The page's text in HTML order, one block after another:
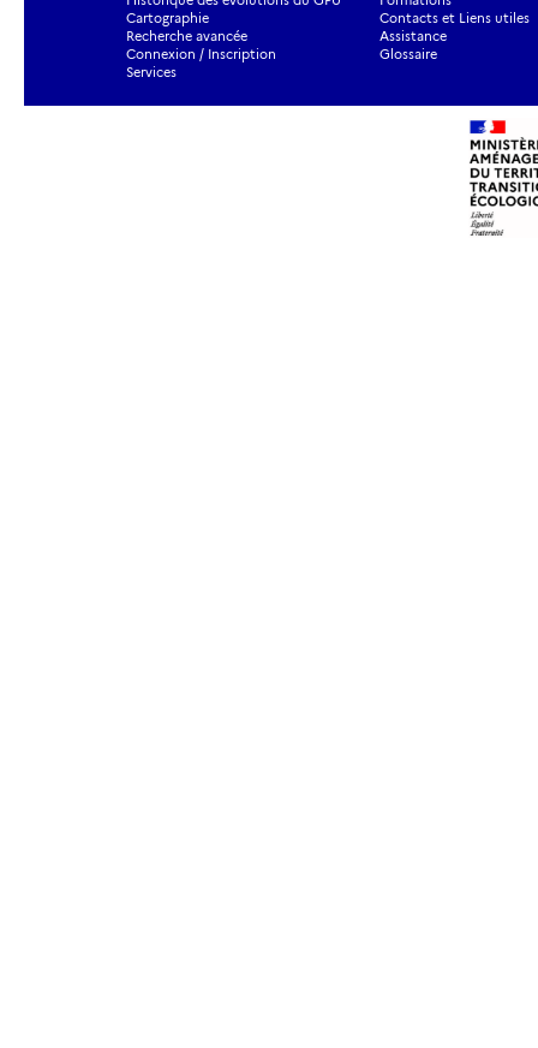
Cartographie
Recherche avancée
Connexion / Inscription
Services
Contacts et Liens utiles
Assistance
Glossaire